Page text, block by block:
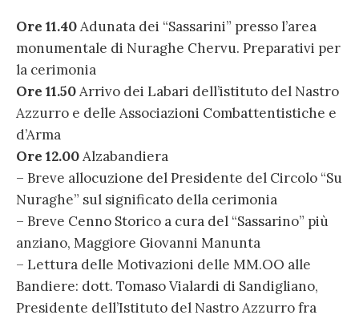
Ore 11.40Adunata dei “Sassarini” presso l’area
monumentale di Nuraghe Chervu. Preparativi per
la cerimonia
Ore 11.50Arrivo dei Labari dell’istituto del Nastro
Azzurro e delle Associazioni Combattentistiche e
d’Arma
Ore 12.00Alzabandiera
– Breve allocuzione del Presidente del Circolo “Su
Nuraghe” sul significato della cerimonia
– Breve Cenno Storico a cura del “Sassarino” più
anziano, Maggiore Giovanni Manunta
– Lettura delle Motivazioni delle MM.OO alle
Bandiere: dott. Tomaso Vialardi di Sandigliano,
Presidente dell’Istituto del Nastro Azzurro fra